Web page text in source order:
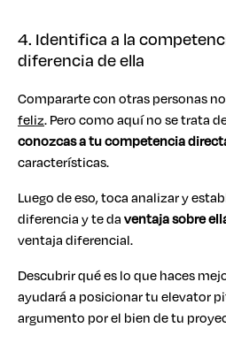
4. Identifica a la
diferencia de ella
Compararte con otras personas
feliz. Pero como aquí no se trata
conozcas a tu competencia
características.
Luego de eso, toca analizar y
diferencia y te daventaja sobre
ventaja diferencial.
Descubrir qué es lo que haces
ayudará a posicionar tu elevator
argumento por el bien de tu